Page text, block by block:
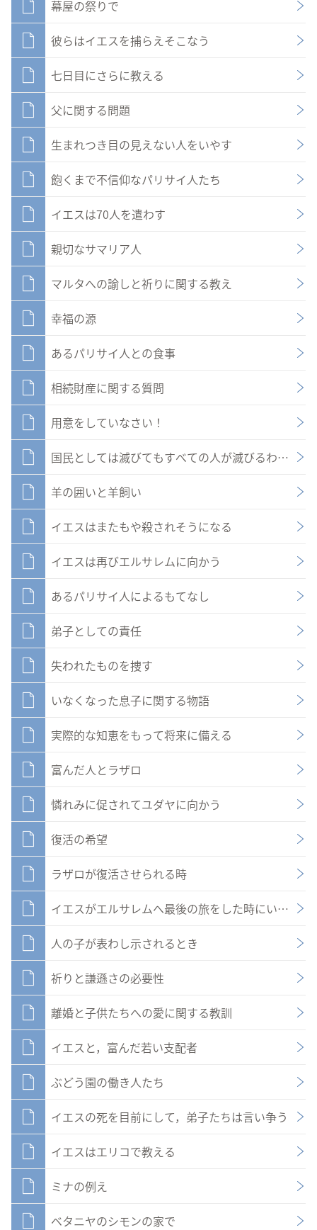
幕屋の祭りで
彼らはイエスを捕らえそこなう
七日目にさらに教える
父に関する問題
生まれつき目の見えない人をいやす
飽くまで不信仰なパリサイ人たち
イエスは70人を遣わす
親切なサマリア人
マルタへの諭しと祈りに関する教え
幸福の源
あるパリサイ人との食事
相続財産に関する質問
用意をしていなさい！
国民としては滅びてもすべての人が滅びるわけでは
羊の囲いと羊飼い
イエスはまたもや殺されそうになる
イエスは再びエルサレムに向かう
あるパリサイ人によるもてなし
弟子としての責任
失われたものを捜す
いなくなった息子に関する物語
実際的な知恵をもって将来に備える
富んだ人とラザロ
憐れみに促されてユダヤに向かう
復活の希望
ラザロが復活させられる時
イエスがエルサレムへ最後の旅をした時にいやされ
人の子が表わし示されるとき
祈りと謙遜さの必要性
離婚と子供たちへの愛に関する教訓
イエスと，富んだ若い支配者
ぶどう園の働き人たち
イエスの死を目前にして，弟子たちは言い争う
イエスはエリコで教える
ミナの例え
ベタニヤのシモンの家で